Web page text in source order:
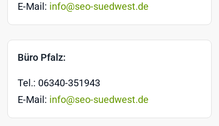
E-Mail: info@seo-suedwest.de
Büro Pfalz:
Tel.: 06340-351943
E-Mail: info@seo-suedwest.de